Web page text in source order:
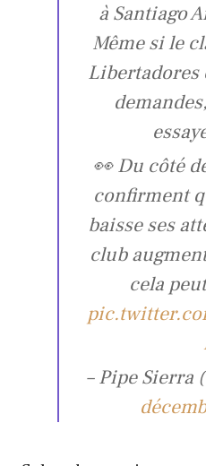
à Santiago
Même si le
Libertadores
👀 Du côté
confirment
baisse ses
club
cela
– Pipe Sierra